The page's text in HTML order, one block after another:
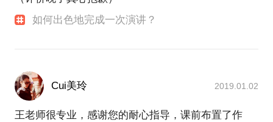
如何出色地完成一次演讲？
Cui美玲 2019.01.02
王老师很专业，感谢您的耐心指导，课前布置了作